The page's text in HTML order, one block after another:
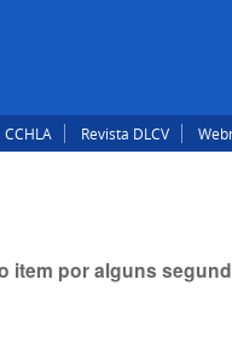
CCHLA Revista DLCV
item por alguns